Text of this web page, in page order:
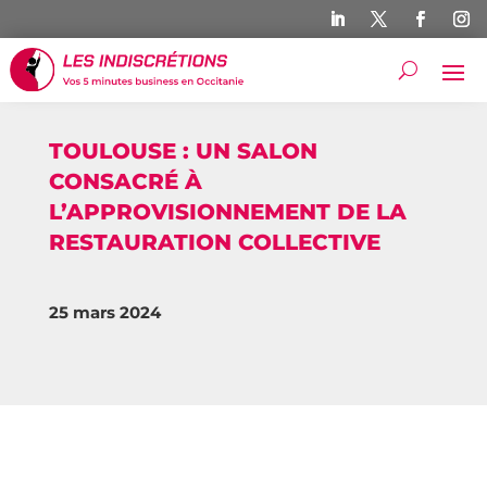
TOULOUSE : UN SALON
CONSACRÉ À
L’APPROVISIONNEMENT DE LA
RESTAURATION COLLECTIVE
25 mars 2024